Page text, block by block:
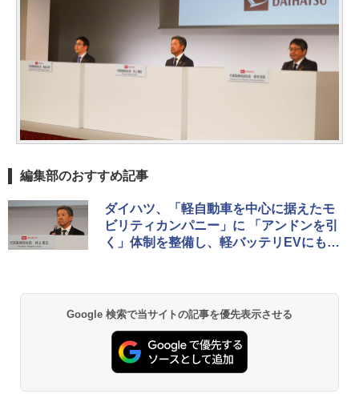
編集部のおすすめ記事
ダイハツ、「軽自動車を中心に据えたモ
ビリティカンパニー」に 「アンドンを引
く」体制を整備し、軽バッテリEVにも挑
Google 検索で当サイトの記事を優先表示させる